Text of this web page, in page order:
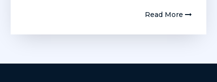
Read More